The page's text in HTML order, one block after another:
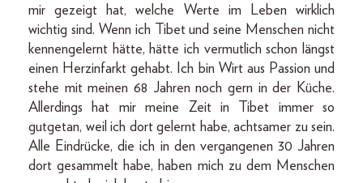
mir gezeigt hat, welche Werte im Leben wirklich
wichtig sind. Wenn ich Tibet und seine Menschen nicht
kennengelernt hätte, hätte ich vermutlich schon längst
einen Herzinfarkt gehabt. Ich bin Wirt aus Passion und
stehe mit meinen 68 Jahren noch gern in der Küche.
Allerdings hat mir meine Zeit in Tibet immer so
gutgetan, weil ich dort gelernt habe, achtsamer zu sein.
Alle Eindrücke, die ich in den vergangenen 30 Jahren
dort gesammelt habe, haben mich zu dem Menschen